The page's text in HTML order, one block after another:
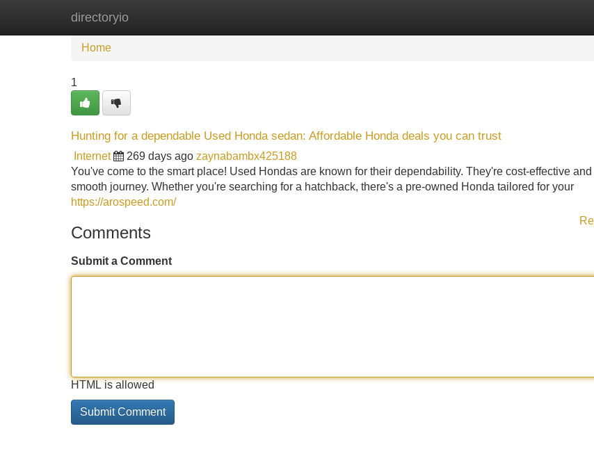
directoryio
Home
Home
1
Hunting for a dependable Used Honda sedan: Affordable Honda deals you can trust
Internet 269 days ago zaynabambx425188
You've come to the smart place! Used Hondas are known for their dependability. They're cost-effective and
smooth journey. Whether you're searching for a hatchback, there's a pre-owned Honda tailored for your
https://arospeed.com/
Comments
Submit a Comment
HTML is allowed